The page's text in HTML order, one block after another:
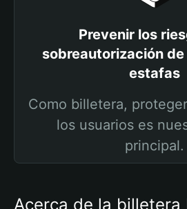
Prevenir los
sobreautorización
estafas
Como billetera,
los usuarios es
principal.
Acerca de la billetera